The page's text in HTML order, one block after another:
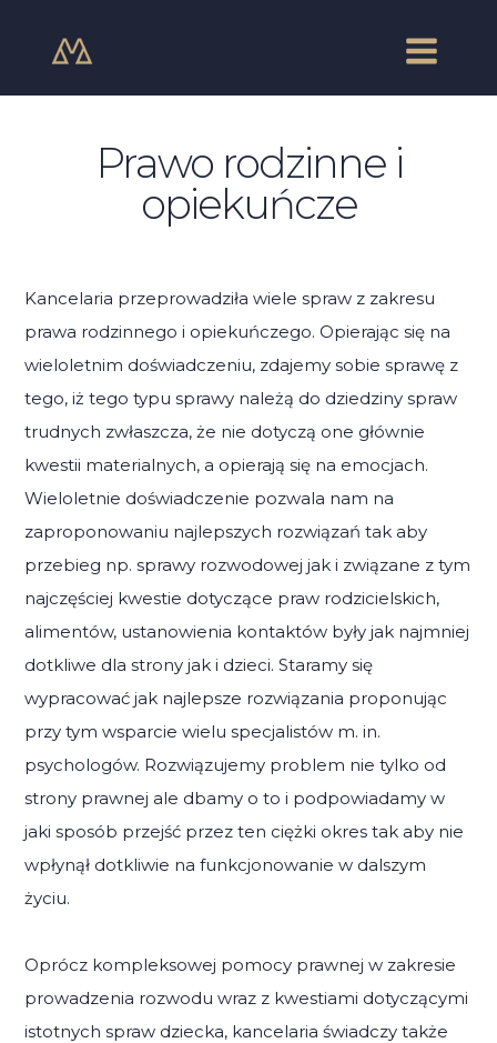
content
Menu
Prawo rodzinne i
opiekuńcze
Kancelaria przeprowadziła wiele spraw z zakresu
prawa rodzinnego i opiekuńczego. Opierając się na
wieloletnim doświadczeniu, zdajemy sobie sprawę z
tego, iż tego typu sprawy należą do dziedziny spraw
trudnych zwłaszcza, że nie dotyczą one głównie
kwestii materialnych, a opierają się na emocjach.
Wieloletnie doświadczenie pozwala nam na
zaproponowaniu najlepszych rozwiązań tak aby
przebieg np. sprawy rozwodowej jak i związane z tym
najczęściej kwestie dotyczące praw rodzicielskich,
alimentów, ustanowienia kontaktów były jak najmniej
dotkliwe dla strony jak i dzieci. Staramy się
wypracować jak najlepsze rozwiązania proponując
przy tym wsparcie wielu specjalistów m. in.
psychologów. Rozwiązujemy problem nie tylko od
strony prawnej ale dbamy o to i podpowiadamy w
jaki sposób przejść przez ten ciężki okres tak aby nie
wpłynął dotkliwie na funkcjonowanie w dalszym
życiu.
Oprócz kompleksowej pomocy prawnej w zakresie
prowadzenia rozwodu wraz z kwestiami dotyczącymi
istotnych spraw dziecka, kancelaria świadczy także